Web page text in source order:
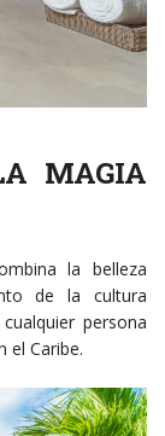
MAGIA
la belleza
de la cultura
persona
el Caribe.